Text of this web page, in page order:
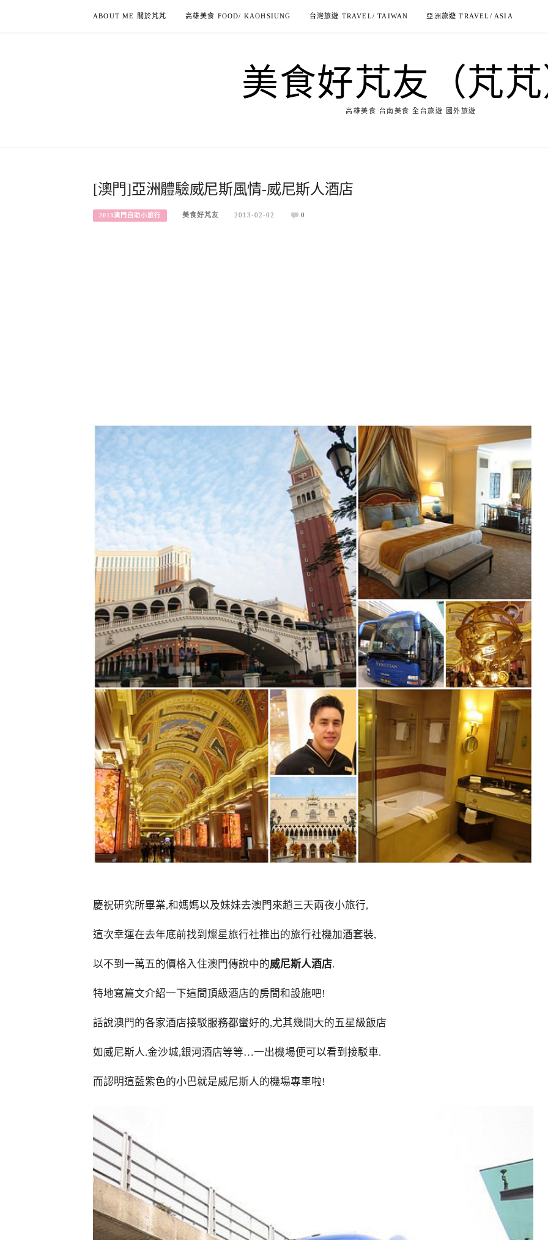
ABOUT ME 關於芃芃 高雄美食 FOOD/ KAOHSIUNG 台灣旅遊 TRAVEL/ TAIWAN 亞洲旅遊 TRAVEL/ ASIA
美食好芃友（芃芃
高雄美食 台南美食 全台旅遊 國外旅遊
[澳門]亞洲體驗威尼斯風情-威尼斯人酒店
2013澳門自助小旅行 美食好芃友 2013-02-02 0
慶祝研究所畢業,和媽媽以及妹妹去澳門來趟三天兩夜小旅行,
這次幸運在去年底前找到燦星旅行社推出的旅行社機加酒套裝,
以不到一萬五的價格入住澳門傳說中的威尼斯人酒店.
特地寫篇文介紹一下這間頂級酒店的房間和設施吧!
話說澳門的各家酒店接駁服務都蠻好的,尤其幾間大的五星級飯店
如威尼斯人.金沙城,銀河酒店等等…一出機場便可以看到接駁車.
而認明這藍紫色的小巴就是威尼斯人的機場專車啦!